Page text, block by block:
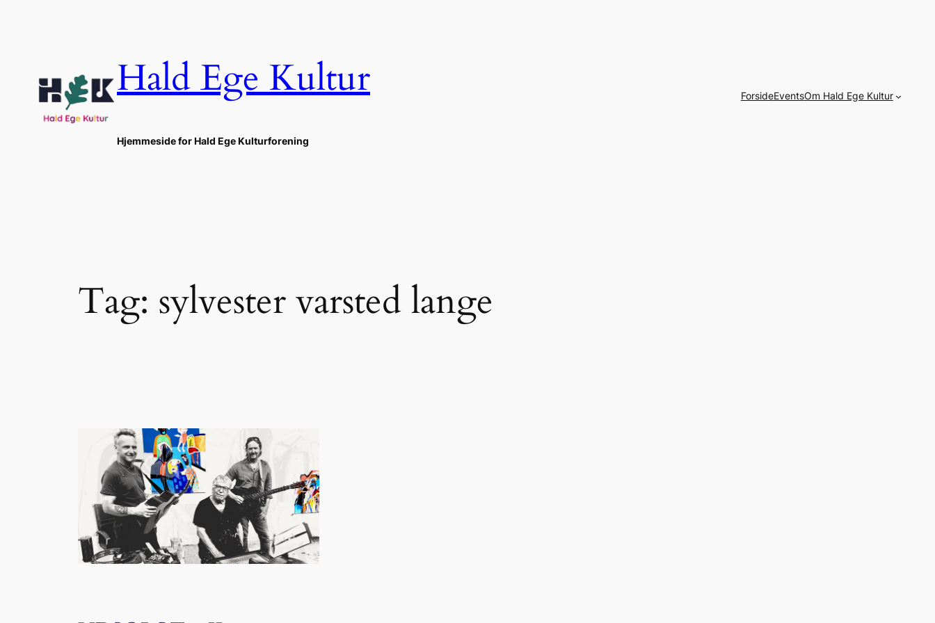
Hald Ege Kultur
Hjemmeside for Hald Ege Kulturforening
ForsideEventsOm Hald Ege Kultur
Tag: sylvester varsted lange